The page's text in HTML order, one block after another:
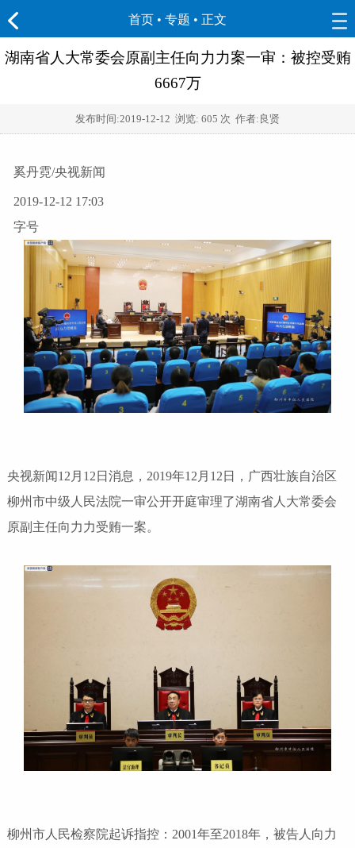
首页 • 专题 • 正文
湖南省人大常委会原副主任向力力案一审：被控受贿
6667万
发布时间:2019-12-12 浏览: 605 次 作者:良贤
奚丹霓/央视新闻
2019-12-12 17:03
字号
央视新闻12月12日消息，2019年12月12日，广西壮族自治区
柳州市中级人民法院一审公开开庭审理了湖南省人大常委会
原副主任向力力受贿一案。
柳州市人民检察院起诉指控：2001年至2018年，被告人向力